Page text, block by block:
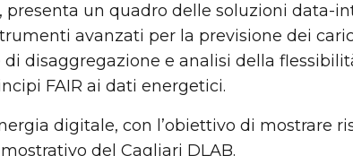
presenta un quadro delle soluzioni data-
avanzati per la previsione dei
disaggregazione e analisi della
FAIR ai dati energetici.
digitale, con l’obiettivo di mostrare
del Cagliari DLAB.